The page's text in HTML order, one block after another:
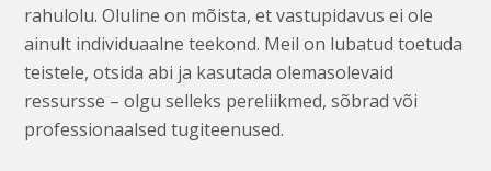
rahulolu. Oluline on mõista, et vastupidavus ei ole
ainult individuaalne teekond. Meil on lubatud toetuda
teistele, otsida abi ja kasutada olemasolevaid
ressursse – olgu selleks pereliikmed, sõbrad või
professionaalsed tugiteenused.